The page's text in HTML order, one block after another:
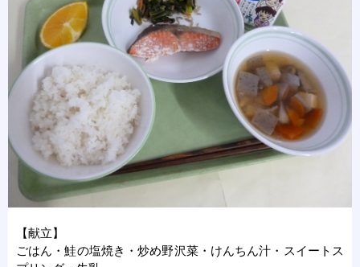
【献立】
ごはん・鮭の塩焼き・炒め野沢菜・けんちん汁・スイートス